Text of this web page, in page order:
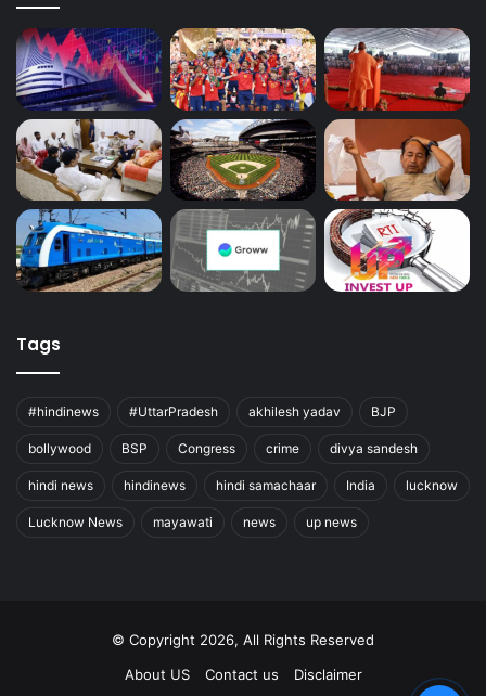
Tags
#hindinews #UttarPradesh akhilesh yadav BJP
bollywood BSP Congress crime divya sandesh
hindi news hindinews hindi samachaar India lucknow
Lucknow News mayawati news up news
© Copyright 2026, All Rights Reserved
About US
Contact us Disclaimer